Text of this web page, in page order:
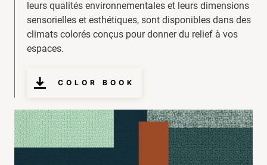
leurs qualités environnementales et leurs dimensions
sensorielles et esthétiques, sont disponibles dans des
climats colorés conçus pour donner du relief à vos
espaces.
COLOR BOOK